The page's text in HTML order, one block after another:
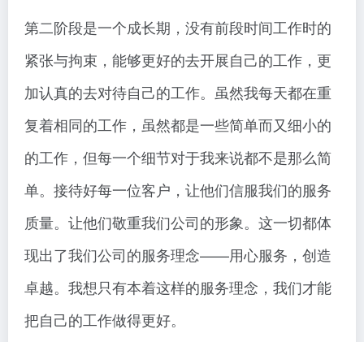
第二阶段是一个成长期，没有前段时间工作时的
紧张与拘束，能够更好的去开展自己的工作，更
加认真的去对待自己的工作。虽然我每天都在重
复着相同的工作，虽然都是一些简单而又细小的
的工作，但每一个细节对于我来说都不是那么简
单。接待好每一位客户，让他们信服我们的服务
质量。让他们敬重我们公司的形象。这一切都体
现出了我们公司的服务理念——用心服务，创造
卓越。我想只有本着这样的服务理念，我们才能
把自己的工作做得更好。